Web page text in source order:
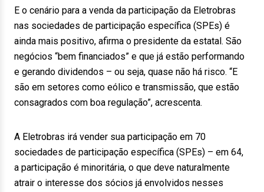
E o cenário para a venda da participação da Eletrobras
nas sociedades de participação específica (SPEs) é
ainda mais positivo, afirma o presidente da estatal. São
negócios “bem financiados” e que já estão performando
e gerando dividendos – ou seja, quase não há risco. “E
são em setores como eólico e transmissão, que estão
consagrados com boa regulação”, acrescenta.
A Eletrobras irá vender sua participação em 70
sociedades de participação específica (SPEs) – em 64,
a participação é minoritária, o que deve naturalmente
atrair o interesse dos sócios já envolvidos nesses